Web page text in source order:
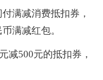
满减消费抵扣券，
满减红包。
500元的抵扣券，